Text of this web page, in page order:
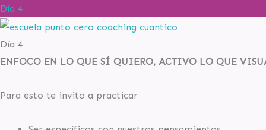
Día 4
Día 4
ENFOCO EN LO QUE SÍ QUIERO, ACTIVO LO QUE
Para esto te invito a practicar